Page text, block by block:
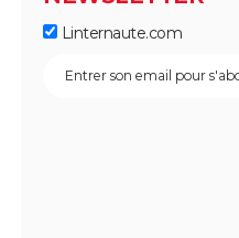
Linternaute.com